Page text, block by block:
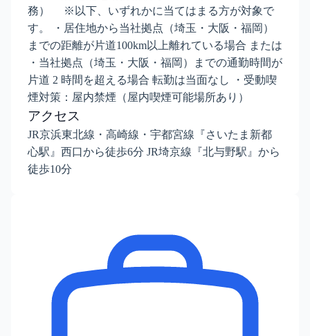
務） ※以下、いずれかに当てはまる方が対象で
す。 ・居住地から当社拠点（埼玉・大阪・福岡）
までの距離が片道100km以上離れている場合 または
・当社拠点（埼玉・大阪・福岡）までの通勤時間が
片道 2 時間を超える場合 転勤は当面なし ・受動喫
煙対策：屋内禁煙（屋内喫煙可能場所あり）
アクセス
JR京浜東北線・高崎線・宇都宮線『さいたま新都
心駅』西口から徒歩6分 JR埼京線『北与野駅』から
徒歩10分